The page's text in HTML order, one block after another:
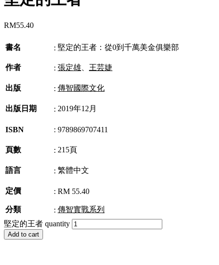
RM55.40
書名 : 堅定的王者：從0到千萬美金俱樂部
作者 : 張定雄 王芸婕
出版 : 傳智國際文化
出版日期 : 2019年12月
ISBN : 9789869707411
頁數 : 215頁
語言 : 繁體中文
定價 : RM 55.40
分類 : 傳智實戰系列
堅定的王者 quantity
Add to cart